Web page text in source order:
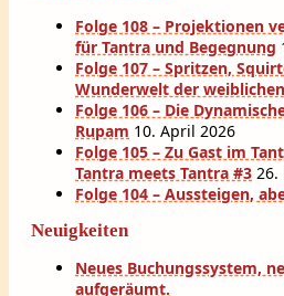
Folge 108 – Projektionen
für Tantra und Begegnung
Folge 107 – Spritzen,
Wunderwelt der
Folge 106 – Die
Rupam 10. April 2026
Folge 105 – Zu Gast im
Tantra meets Tantra #3 26.
Folge 104 – Aussteigen,
Neuigkeiten
Neues Buchungssystem,
aufgeräumt.